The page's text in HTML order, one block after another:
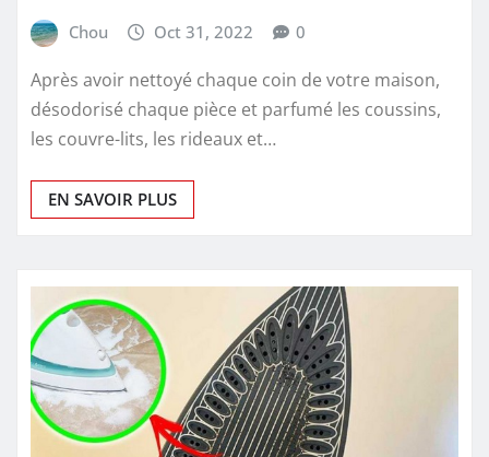
Chou Oct 31, 2022 0
Après avoir nettoyé chaque coin de votre maison,
désodorisé chaque pièce et parfumé les coussins,
les couvre-lits, les rideaux et…
EN SAVOIR PLUS